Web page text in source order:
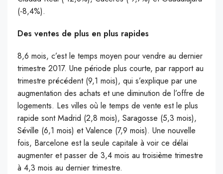
(-8,4%).
Des ventes de plus en plus rapides
8,6 mois, c’est le temps moyen pour vendre au dernier
trimestre 2017. Une période plus courte, par rapport au
trimestre précédent (9,1 mois), qui s’explique par une
augmentation des achats et une diminution de l’offre de
logements. Les villes où le temps de vente est le plus
rapide sont Madrid (2,8 mois), Saragosse (5,3 mois),
Séville (6,1 mois) et Valence (7,9 mois). Une nouvelle
fois, Barcelone est la seule capitale à voir ce délai
augmenter et passer de 3,4 mois au troisième trimestre
à 4,3 mois au dernier trimestre.